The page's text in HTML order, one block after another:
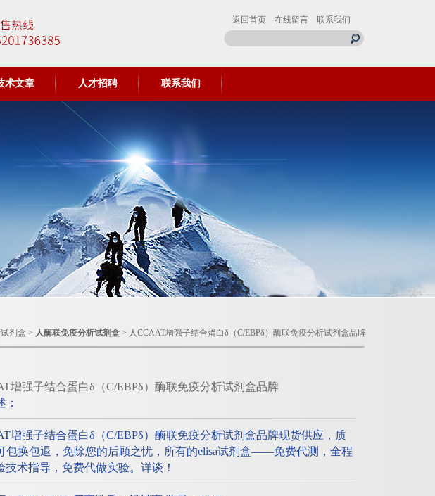
返回首页 在线留言 联系我们
术文章 人才招聘 联系我们
剂盒 > 人酶联免疫分析试剂盒 > 人CCAAT增强子结合蛋白δ（C/EBPδ）酶联免疫分析试剂盒品牌
增强子结合蛋白δ（C/EBPδ）酶联免疫分析试剂盒品牌
：
增强子结合蛋白δ（C/EBPδ）酶联免疫分析试剂盒品牌现货供应，质
包换包退，免除您的后顾之忧，所有的elisa试剂盒——免费代测，全程
技术指导，免费代做实验。详谈！